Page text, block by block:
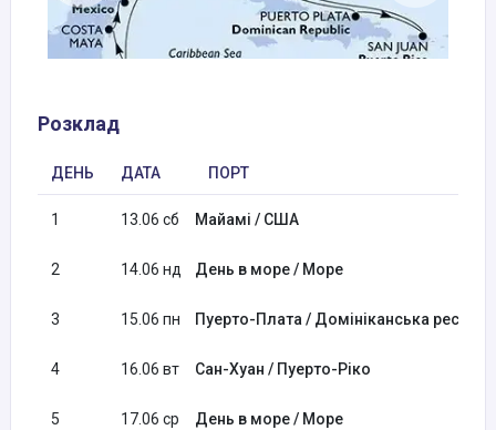
Розклад
ДЕНЬ ДАТА ПОРТ
1 13.06 сб Майамі / США
2 14.06 нд День в море / Море
3 15.06 пн Пуерто-Плата / Домініканська
4 16.06 вт Сан-Хуан / Пуерто-Ріко
5 17.06 ср День в море / Море